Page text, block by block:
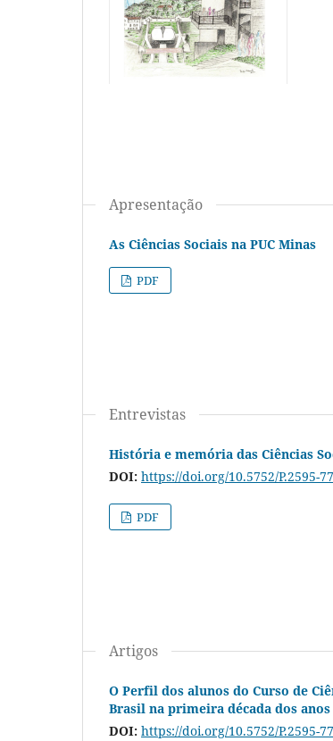
Apresentação
As Ciências Sociais na PUC Minas
PDF
Entrevistas
História e memória das Ciências
DOI: https://doi.org/10.5752/P.2595-
PDF
Artigos
O Perfil dos alunos do Curso de
Brasil na primeira década dos anos
DOI: https://doi.org/10.5752/P.2595-